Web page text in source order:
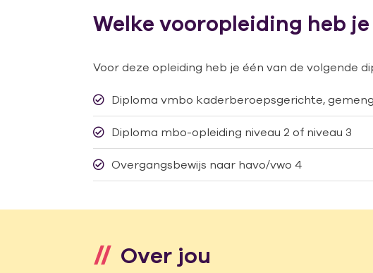
Welke vooropleiding heb
Voor deze opleiding heb je één van de volgende
Diploma vmbo kaderberoepsgerichte,
Diploma mbo-opleiding niveau 2 of niveau 3
Overgangsbewijs naar havo/vwo 4
Over jou